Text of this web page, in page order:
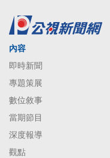
內容
即時新聞
專題策展
數位敘事
當期節目
深度報導
觀點